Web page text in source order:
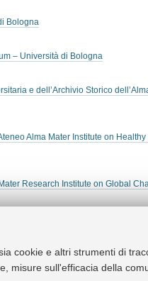
cookie e altri strumenti di
sull'efficacia della
Bologna
– Università di Bologna
e dell’Archivio Storico
Alma Mater Institute on Healthy
Research Institute on Global
- Università di Bologna nell'ambito
Mater Studiorum Università di